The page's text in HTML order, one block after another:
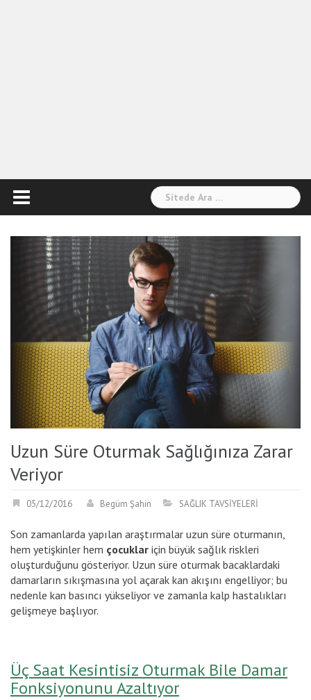
Arama:
Uzun Süre Oturmak Sağlığınıza Zarar
Veriyor
05/12/2016 Begüm Şahin SAĞLIK TAVSİYELERİ
Son zamanlarda yapılan araştırmalar uzun süre oturmanın,
hem yetişkinler hem çocuklar için büyük sağlık riskleri
oluşturduğunu gösteriyor. Uzun süre oturmak bacaklardaki
damarların sıkışmasına yol açarak kan akışını engelliyor; bu
nedenle kan basıncı yükseliyor ve zamanla kalp hastalıkları
gelişmeye başlıyor.
Üç Saat Kesintisiz Oturmak Bile Damar
Fonksiyonunu Azaltıyor